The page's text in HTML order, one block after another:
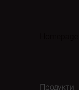
Продукти